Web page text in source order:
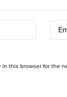
in this browser for the